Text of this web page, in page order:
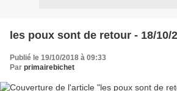
les poux sont de retour - 18/10/
Publié le 19/10/2018 à 09:33
Par primairebichet